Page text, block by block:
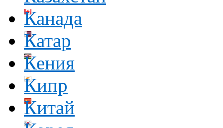
Канада
Катар
Кения
Кипр
Китай